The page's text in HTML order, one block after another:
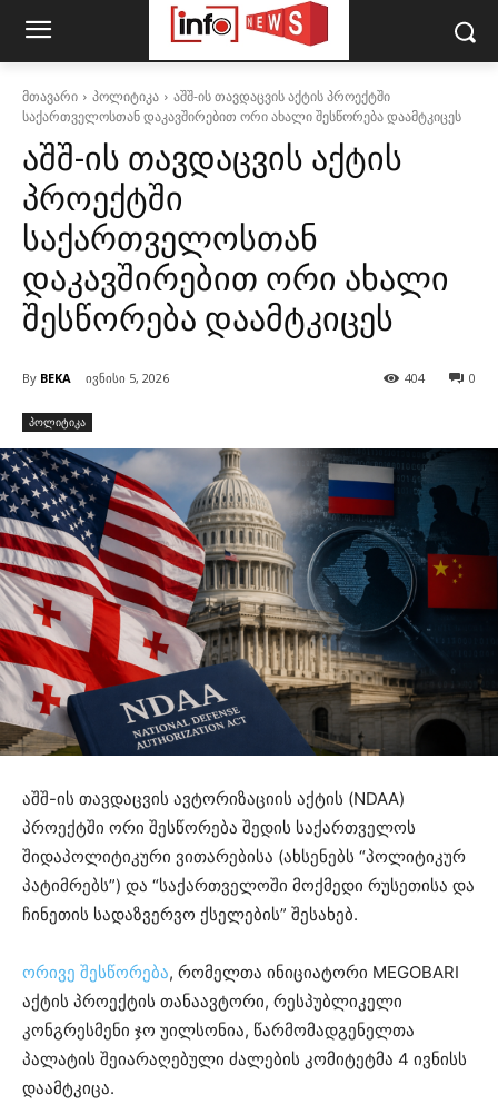
მთავარი პოლიტიკა
აშშ-ის თავდაცვის აქტის პროექტში
საქართველოსთან დაკავშირებით ორი ახალი შესწორება დაამტკიცეს
აშშ-ის თავდაცვის აქტის
პროექტში
საქართველოსთან
დაკავშირებით ორი ახალი
შესწორება დაამტკიცეს
By BEKA ივნისი 5, 2026 0
404
პოლიტიკა
აშშ-ის თავდაცვის ავტორიზაციის აქტის (NDAA)
პროექტში ორი შესწორება შედის საქართველოს
შიდაპოლიტიკური ვითარებისა (ახსენებს “პოლიტიკურ
პატიმრებს”) და “საქართველოში მოქმედი რუსეთისა და
ჩინეთის სადაზვერვო ქსელების” შესახებ.
ორივე შესწორება, რომელთა ინიციატორი MEGOBARI
აქტის პროექტის თანაავტორი, რესპუბლიკელი
კონგრესმენი ჯო უილსონია, წარმომადგენელთა
პალატის შეიარაღებული ძალების კომიტეტმა 4 ივნისს
დაამტკიცა.